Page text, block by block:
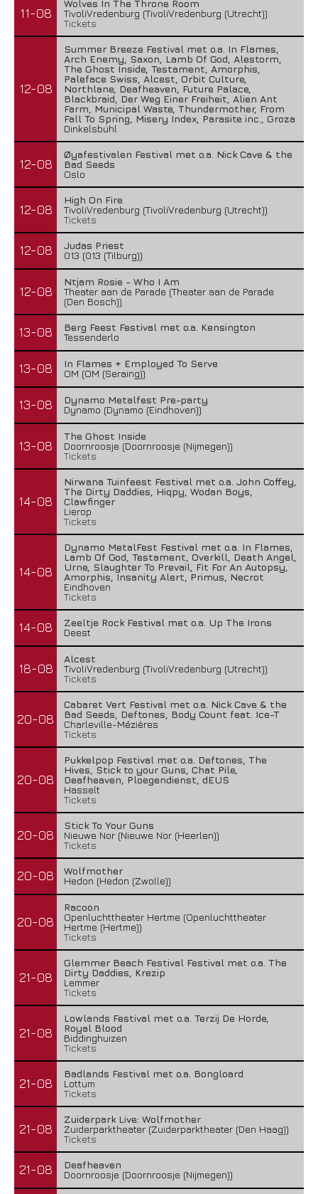
11-08
Wolves In The Throne Room
TivoliVredenburg (TivoliVredenburg (Utrecht))
Tickets
12-08
Summer Breeze Festival met o.a. In Flames,
Arch Enemy, Saxon, Lamb Of God, Alestorm,
The Ghost Inside, Testament, Amorphis,
Paleface Swiss, Alcest, Orbit Culture,
Northlane, Deafheaven, Future Palace,
Blackbraid, Der Weg Einer Freiheit, Alien Ant
Farm, Municipal Waste, Thundermother, From
Fall To Spring, Misery Index, Parasite inc., Groza
Dinkelsbühl
12-08
Øyafestivalen Festival met o.a. Nick Cave & the
Bad Seeds
Oslo
12-08
High On Fire
TivoliVredenburg (TivoliVredenburg (Utrecht))
Tickets
12-08
Judas Priest
013 (013 (Tilburg))
12-08
Ntjam Rosie - Who I Am
Theater aan de Parade (Theater aan de Parade
(Den Bosch))
13-08
Berg Feest Festival met o.a. Kensington
Tessenderlo
13-08
In Flames + Employed To Serve
OM (OM (Seraing))
13-08
Dynamo Metalfest Pre-party
Dynamo (Dynamo (Eindhoven))
13-08
The Ghost Inside
Doornroosje (Doornroosje (Nijmegen))
Tickets
14-08
Nirwana Tuinfeest Festival met o.a. John Coffey,
The Dirty Daddies, Hiqpy, Wodan Boys,
Clawfinger
Lierop
Tickets
14-08
Dynamo MetalFest Festival met o.a. In Flames,
Lamb Of God, Testament, Overkill, Death Angel,
Urne, Slaughter To Prevail, Fit For An Autopsy,
Amorphis, Insanity Alert, Primus, Necrot
Eindhoven
Tickets
14-08
Zeeltje Rock Festival met o.a. Up The Irons
Deest
18-08
Alcest
TivoliVredenburg (TivoliVredenburg (Utrecht))
Tickets
20-08
Cabaret Vert Festival met o.a. Nick Cave & the
Bad Seeds, Deftones, Body Count feat. Ice-T
Charleville-Mézières
Tickets
20-08
Pukkelpop Festival met o.a. Deftones, The
Hives, Stick to your Guns, Chat Pile,
Deafheaven, Ploegendienst, dEUS
Hasselt
Tickets
20-08
Stick To Your Guns
Nieuwe Nor (Nieuwe Nor (Heerlen))
Tickets
20-08
Wolfmother
Hedon (Hedon (Zwolle))
20-08
Racoon
Openluchttheater Hertme (Openluchttheater
Hertme (Hertme))
Tickets
21-08
Glemmer Beach Festival Festival met o.a. The
Dirty Daddies, Krezip
Lemmer
Tickets
21-08
Lowlands Festival met o.a. Terzij De Horde,
Royal Blood
Biddinghuizen
Tickets
21-08
Badlands Festival met o.a. Bongloard
Lottum
Tickets
21-08
Zuiderpark Live: Wolfmother
Zuiderparktheater (Zuiderparktheater (Den Haag))
Tickets
21-08
Deafheaven
Doornroosje (Doornroosje (Nijmegen))